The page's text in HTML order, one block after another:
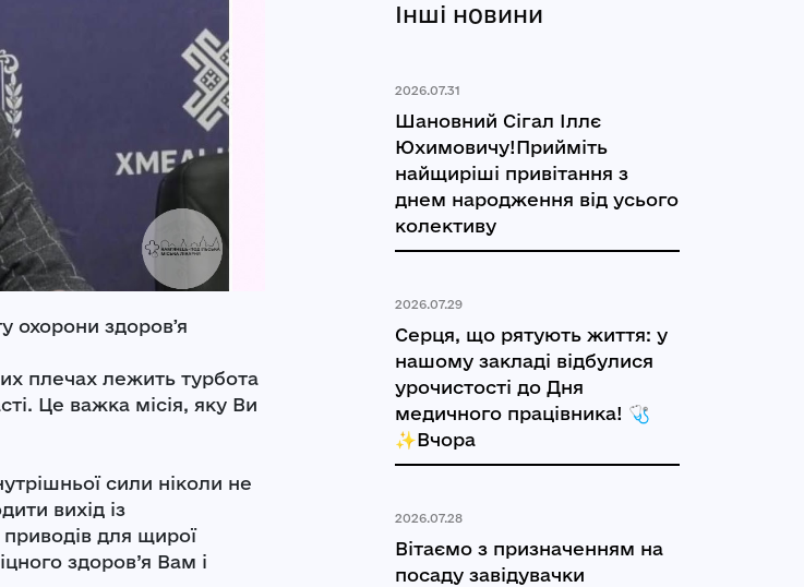
охорони здоровʼя
плечах лежить турбота
Це важка місія, яку Ви
сили ніколи не
вихід із
для щирої
здоров’я Вам і
Інші новини
2026.07.31
Шановний Сігал Іллє
Юхимовичу!Прийміть
найщиріші привітання з
днем народження від усього
колективу
2026.07.29
Серця, що рятують життя: у
нашому закладі відбулися
урочистості до Дня
медичного працівника! 🩺
✨Вчора
2026.07.28
Вітаємо з призначенням на
посаду завідувачки